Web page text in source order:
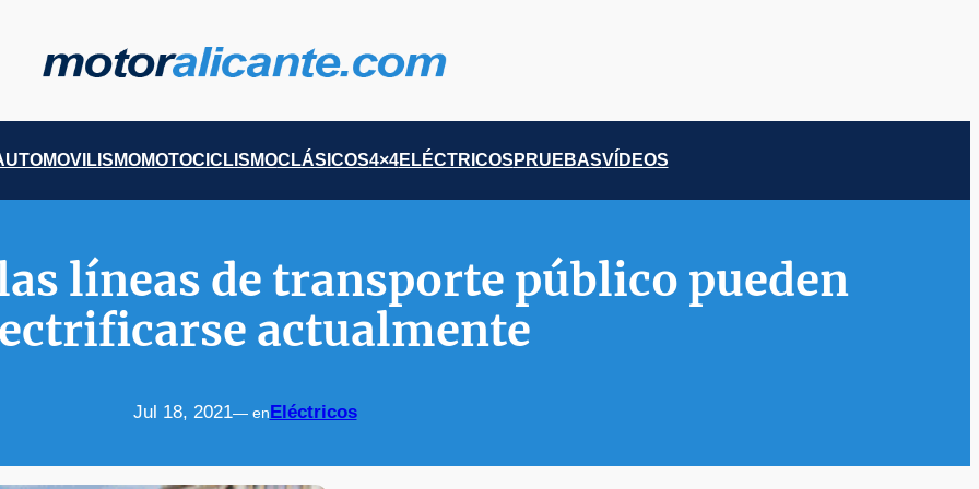
MOTOCICLISMOCLÁSICOS4×4ELÉCTRICOS PRUEBASVÍDEOS
líneas de transporte público pueden
actualmente
Jul 18, 2021— enEléctricos